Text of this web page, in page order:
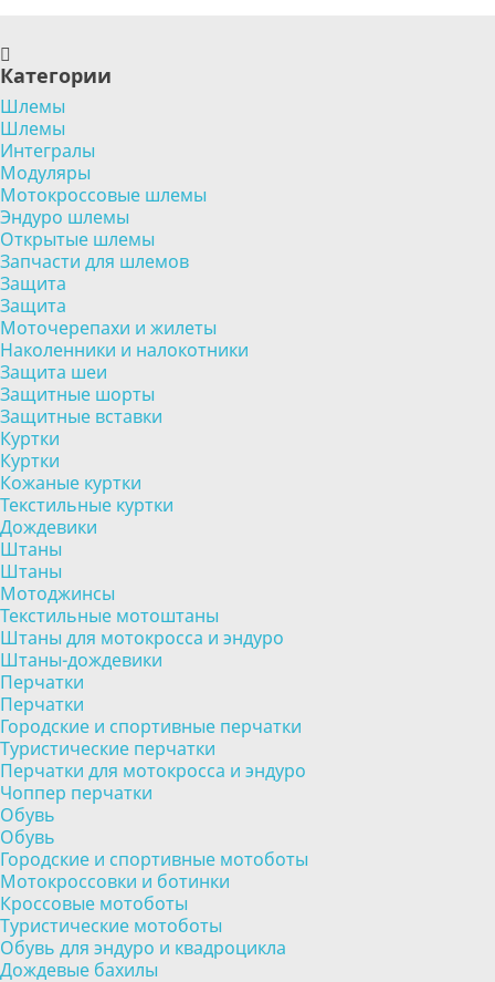
Категории
Шлемы
Шлемы
Интегралы
Модуляры
Мотокроссовые шлемы
Эндуро шлемы
Открытые шлемы
Запчасти для шлемов
Защита
Защита
Моточерепахи и жилеты
Наколенники и налокотники
Защита шеи
Защитные шорты
Защитные вставки
Куртки
Куртки
Кожаные куртки
Текстильные куртки
Дождевики
Штаны
Штаны
Мотоджинсы
Текстильные мотоштаны
Штаны для мотокросса и эндуро
Штаны-дождевики
Перчатки
Перчатки
Городские и спортивные перчатки
Туристические перчатки
Перчатки для мотокросса и эндуро
Чоппер перчатки
Обувь
Обувь
Городские и спортивные мотоботы
Мотокроссовки и ботинки
Кроссовые мотоботы
Туристические мотоботы
Обувь для эндуро и квадроцикла
Дождевые бахилы